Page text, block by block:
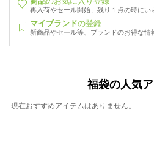
再入荷やセール開始、残り１点の時にい
マイブランドの登録
新商品やセール等、ブランドのお得な情
福袋の人気
現在おすすめアイテムはありません。